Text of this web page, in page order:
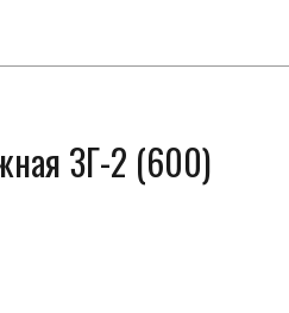
ЗГ-2 (600)